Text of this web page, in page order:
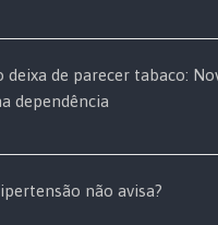
deixa de parecer tabaco:
dependência
não avisa?